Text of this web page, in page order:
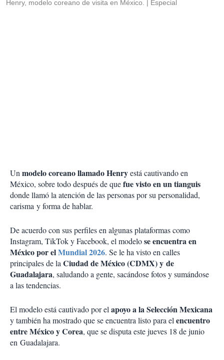
Henry, modelo coreano de visita en México. Especial
Unmodelo coreano llamado Henryestá cautivando en
México, sobre todo después de quefue visto en un tianguis
donde llamó la atención de las personas por su personalidad,
carisma y forma de hablar.
De acuerdo con sus perfiles en algunas plataformas como
Instagram, TikTok y Facebook, el modelose encuentra en
México por elMundial 2026. Se le ha visto en calles
principales de laCiudad de México (CDMX) y de
Guadalajara, saludando a gente, sacándose fotos y sumándose
a las tendencias.
El modelo está cautivado por elapoyo a la Selección Mexicana
y también ha mostrado que se encuentra listo para elencuentro
entre México y Corea, que se disputa este jueves 18 de junio
en Guadalajara.